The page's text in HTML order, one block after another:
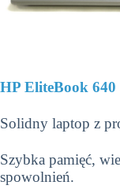
HP EliteBook 640
Solidny laptop z
Szybka pamięć,
spowolnień.